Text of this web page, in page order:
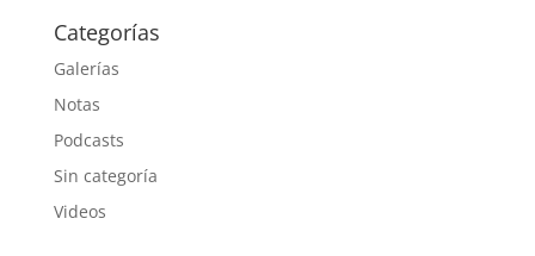
Categorías
Galerías
Notas
Podcasts
Sin categoría
Videos